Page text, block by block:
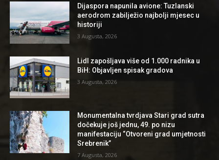
Dijaspora napunila avione: Tuzlanski
aerodrom zabilježio najbolji mjesec u
historiji
3 Augusta, 2026
Lidl zapošljava više od 1.000 radnika u
BiH: Objavljen spisak gradova
3 Augusta, 2026
Monumentalna tvrdjava Stari grad sutra
dočekuje još jednu, 49. po nizu
manifestaciju “Otvoreni grad umjetnosti
Srebrenik”
7 Augusta, 2026